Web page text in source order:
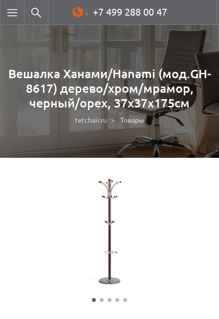
+7 499 288 00 47
Вешалка Ханами/Hanami (мод.GH-
8617) дерево/хром/мрамор,
черный/орех, 37х37х175см
tetchair.ru Товары